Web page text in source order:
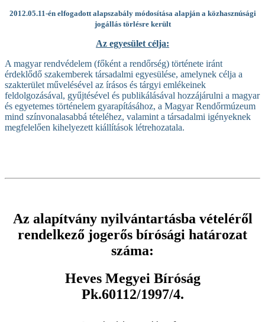
2012.05.11-én elfogadott alapszabály módosítása alapján a közhasznúsági
jogállás törlésre került
Az egyesület célja:
A magyar rendvédelem (főként a rendőrség) története iránt
érdeklődő szakemberek társadalmi egyesülése, amelynek célja a
szakterület művelésével az írásos és tárgyi emlékeinek
feldolgozásával, gyűjtésével és publikálásával hozzájárulni a magyar
és egyetemes történelem gyarapításához, a Magyar Rendőrmúzeum
mind színvonalasabbá tételéhez, valamint a társadalmi igényeknek
megfelelően kihelyezett kiállítások létrehozatala.
Az alapítvány nyilvántartásba vételéről
rendelkező jogerős bírósági határozat
száma:
Heves Megyei Bíróság
Pk.60112/1997/4.